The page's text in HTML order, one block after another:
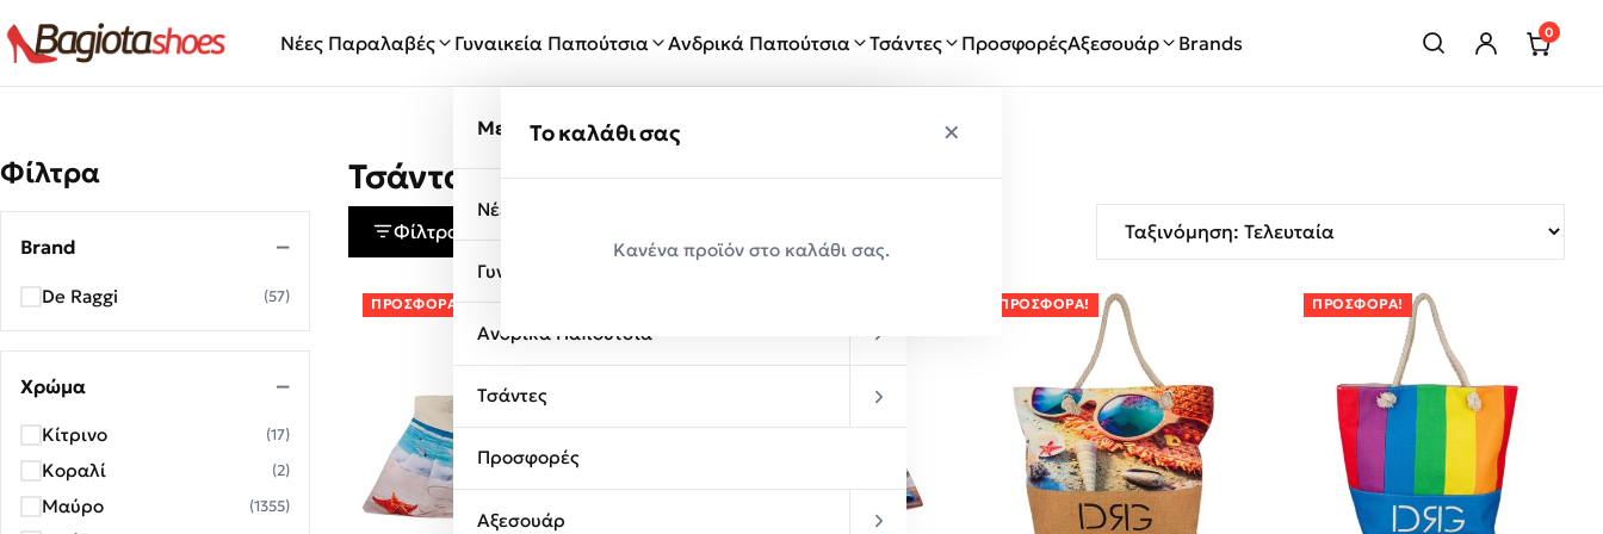
Νέες Παραλαβές
Γυναικεία Παπούτσια Ανδρικά Παπούτσια Τσάντες ΠροσφορέςΑξεσουάρ Brands 0
Μενού
Νέες Παραλαβές
Γυναικεία Παπούτσια
Ανδρικά Παπούτσια
Τσάντες
Προσφορές
Αξεσουάρ
Το καλάθι σας ×
Κανένα προϊόν στο καλάθι σας.
Φίλτρα
Brand
De Raggi (57)
Χρώμα
Κίτρινο (17)
Κοραλί (2)
Μαύρο (1355)
Τσάντα Θαλλάσης
Φίλτρα
ΠΡΟΣΦΟΡΆ! ΠΡΟΣΦΟΡΆ! ΠΡΟΣΦΟΡΆ!